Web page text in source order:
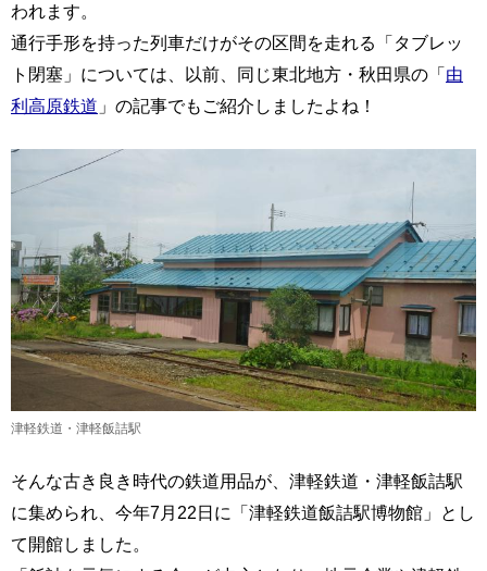
われます。
通行手形を持った列車だけがその区間を走れる「タブレッ
ト閉塞」については、以前、同じ東北地方・秋田県の「由
利高原鉄道 」の記事でもご紹介しましたよね！
津軽鉄道・津軽飯詰駅
そんな古き良き時代の鉄道用品が、津軽鉄道・津軽飯詰駅
に集められ、今年7月22日に「津軽鉄道飯詰駅博物館」とし
て開館しました。